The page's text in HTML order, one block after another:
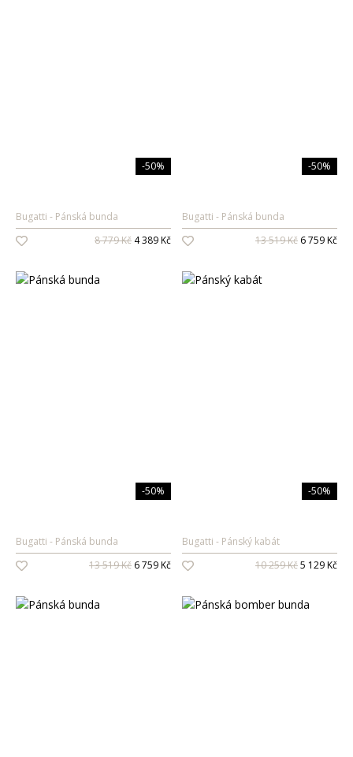
-50%
Bugatti
Pánská bunda
8 779 Kč 4 389 Kč
-50%
Bugatti
Pánská bunda
13 519 Kč 6 759 Kč
-50%
Bugatti
Pánská bunda
13 519 Kč 6 759 Kč
-50%
Bugatti
Pánský kabát
10 259 Kč5 129 Kč